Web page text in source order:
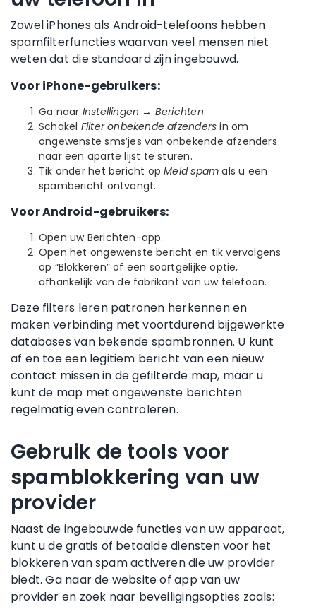
Zowel iPhones als Android-telefoons hebben
spamfilterfuncties waarvan veel mensen niet
weten dat die standaard zijn ingebouwd.
Voor iPhone-gebruikers:
Ga naar Instellingen → Berichten.
Schakel Filter onbekende afzenders in om
ongewenste sms’jes van onbekende afzenders
naar een aparte lijst te sturen.
Tik onder het bericht opMeld spam als u een
spambericht ontvangt.
Voor Android-gebruikers:
Open uw Berichten-app.
Open het ongewenste bericht en tik vervolgens
op “Blokkeren” of een soortgelijke optie,
afhankelijk van de fabrikant van uw telefoon.
Deze filters leren patronen herkennen en
maken verbinding met voortdurend bijgewerkte
databases van bekende spambronnen. U kunt
af en toe een legitiem bericht van een nieuw
contact missen in de gefilterde map, maar u
kunt de map met ongewenste berichten
regelmatig even controleren.
Gebruik de tools voor
spamblokkering van uw
provider
Naast de ingebouwde functies van uw apparaat,
kunt u de gratis of betaalde diensten voor het
blokkeren van spam activeren die uw provider
biedt. Ga naar de website of app van uw
provider en zoek naar beveiligingsopties zoals: